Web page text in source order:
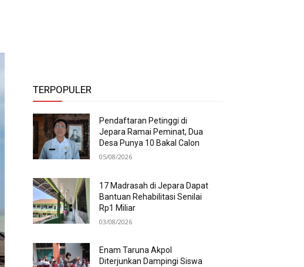
TERPOPULER
Pendaftaran Petinggi di
Jepara Ramai Peminat, Dua
Desa Punya 10 Bakal Calon
05/08/2026
17 Madrasah di Jepara Dapat
Bantuan Rehabilitasi Senilai
Rp1 Miliar
03/08/2026
Enam Taruna Akpol
Diterjunkan Dampingi Siswa